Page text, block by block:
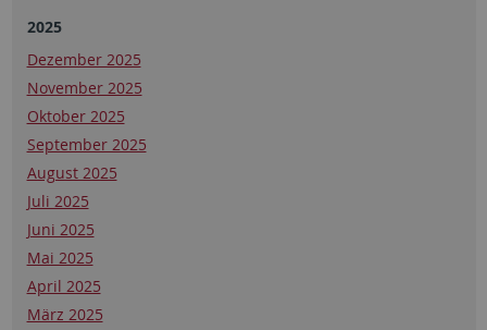
2025
Dezember 2025
November 2025
Oktober 2025
September 2025
August 2025
Juli 2025
Juni 2025
Mai 2025
April 2025
März 2025